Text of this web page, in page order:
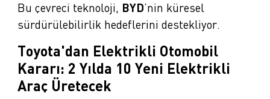
Bu çevreci teknoloji, BYD’nin küresel
sürdürülebilirlik hedeflerini destekliyor.
Toyota'dan Elektrikli Otomobil
Kararı: 2 Yılda 10 Yeni Elektrikli
Araç Üretecek